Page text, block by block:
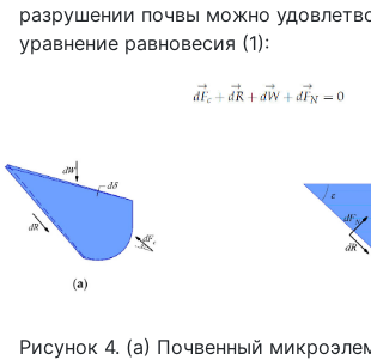
разрушении почвы можно
уравнение равновесия (1):
Рисунок 4. (a) Почвенный